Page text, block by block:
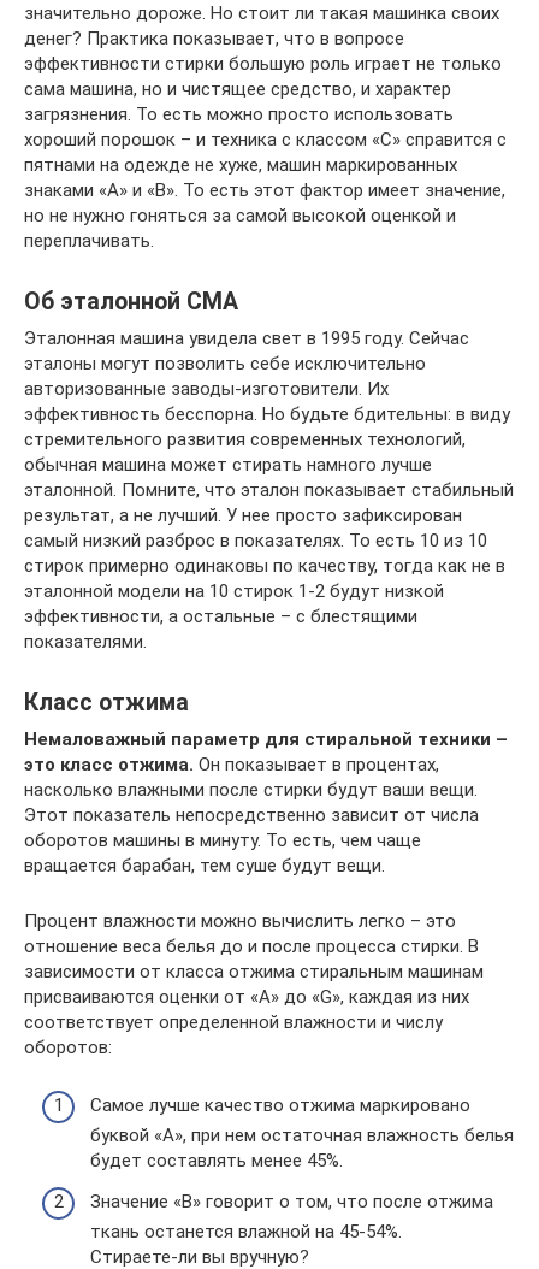
значительно дороже. Но стоит ли такая машинка своих
денег? Практика показывает, что в вопросе
эффективности стирки большую роль играет не только
сама машина, но и чистящее средство, и характер
загрязнения. То есть можно просто использовать
хороший порошок – и техника с классом «С» справится с
пятнами на одежде не хуже, машин маркированных
знаками «А» и «В». То есть этот фактор имеет значение,
но не нужно гоняться за самой высокой оценкой и
переплачивать.
Об эталонной СМА
Эталонная машина увидела свет в 1995 году. Сейчас
эталоны могут позволить себе исключительно
авторизованные заводы-изготовители. Их
эффективность бесспорна. Но будьте бдительны: в виду
стремительного развития современных технологий,
обычная машина может стирать намного лучше
эталонной. Помните, что эталон показывает стабильный
результат, а не лучший. У нее просто зафиксирован
самый низкий разброс в показателях. То есть 10 из 10
стирок примерно одинаковы по качеству, тогда как не в
эталонной модели на 10 стирок 1-2 будут низкой
эффективности, а остальные – с блестящими
показателями.
Класс отжима
Немаловажный параметр для стиральной техники –
это класс отжима. Он показывает в процентах,
насколько влажными после стирки будут ваши вещи.
Этот показатель непосредственно зависит от числа
оборотов машины в минуту. То есть, чем чаще
вращается барабан, тем суше будут вещи.
Процент влажности можно вычислить легко – это
отношение веса белья до и после процесса стирки. В
зависимости от класса отжима стиральным машинам
присваиваются оценки от «А» до «G», каждая из них
соответствует определенной влажности и числу
оборотов:
Самое лучше качество отжима маркировано
буквой «A», при нем остаточная влажность белья
будет составлять менее 45%.
Значение «B» говорит о том, что после отжима
ткань останется влажной на 45-54%.
Стираете-ли вы вручную?